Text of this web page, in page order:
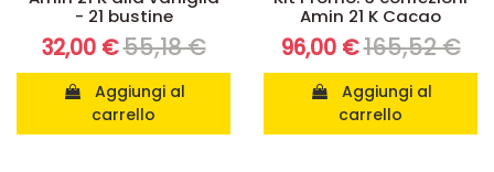
- 21 bustine
32,00 €55,18 €
carrello
Amin 21 K Cacao
96,00 €165,52 €
carrello